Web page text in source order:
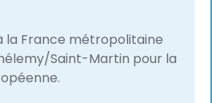
la France métropolitaine
Saint-Martin pour la